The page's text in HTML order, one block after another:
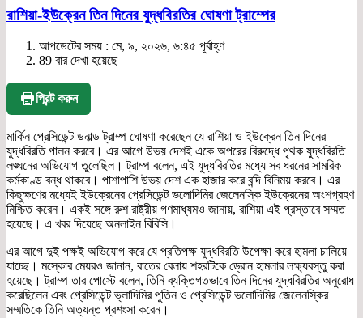
রাশিয়া-ইউক্রেন তিন দিনের যুদ্ধবিরতির ঘোষণা ট্রাম্পের
আপডেটের সময় : মে, ৯, ২০২৬, ৬:৪৫ পূর্বাহ্ণ
89 বার দেখা হয়েছে
প্রিন্ট করুন
মার্কিন প্রেসিডেন্ট ডনাল্ড ট্রাম্প ঘোষণা করেছেন যে রাশিয়া ও ইউক্রেন তিন দিনের
যুদ্ধবিরতি পালন করবে। এর আগে উভয় দেশই একে অপরের বিরুদ্ধে পৃথক যুদ্ধবিরতি
লঙ্ঘনের অভিযোগ তুলেছিল। ট্রাম্প বলেন, এই যুদ্ধবিরতির মধ্যে সব ধরনের সামরিক
কর্মকাণ্ড বন্ধ থাকবে। পাশাপাশি উভয় দেশ এক হাজার করে বন্দি বিনিময় করবে। এর
কিছুক্ষণের মধ্যেই ইউক্রেনের প্রেসিডেন্ট ভলোদিমির জেলেনস্কি ইউক্রেনের অংশগ্রহণ
নিশ্চিত করেন। একই সঙ্গে রুশ রাষ্ট্রীয় গণমাধ্যমও জানায়, রাশিয়া এই প্রস্তাবে সম্মত
হয়েছে। এ খবর দিয়েছে অনলাইন বিবিসি।
এর আগে দুই পক্ষই অভিযোগ করে যে প্রতিপক্ষ যুদ্ধবিরতি উপেক্ষা করে হামলা চালিয়ে
যাচ্ছে। মস্কোর মেয়রও জানান, রাতের বেলায় শহরটিকে ড্রোন হামলার লক্ষ্যবস্তু করা
হয়েছে। ট্রাম্প তার পোস্টে বলেন, তিনি ব্যক্তিগতভাবে তিন দিনের যুদ্ধবিরতির অনুরোধ
করেছিলেন এবং প্রেসিডেন্ট ভ্লাদিমির পুতিন ও প্রেসিডেন্ট ভলোদিমির জেলেনস্কির
সম্মতিকে তিনি অত্যন্ত প্রশংসা করেন।